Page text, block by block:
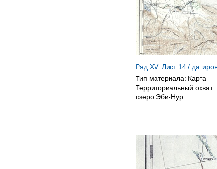
Ряд XV. Лист 14 /
Тип материала: Карта
Территориальный охват:
озеро Эби-Нур